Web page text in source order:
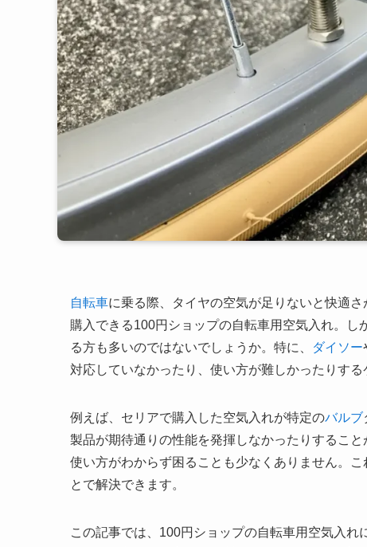
自転車に乗る際、タイヤの空気が足りないと快適
購入できる100円ショップの自転車用空気入れ。
る方も多いのではないでしょうか。特に、
ダイソー
対応していなかったり、使い方が難しかったりする
例えば、セリアで購入した空気入れが特定のバルブ
製品が期待通りの性能を発揮しなかったりするこ
使い方がわからず困ることも少なくありません。
とで解決できます。
この記事では、100円ショップの自転車用空気入